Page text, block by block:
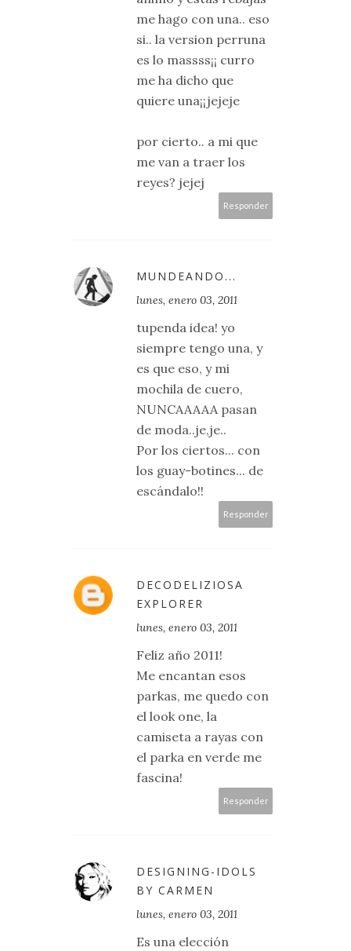
me hago con una.. eso
si.. la version perruna
es lo massss¡¡ curro
me ha dicho que
quiere una¡¡jejeje
por cierto.. a mi que
me van a traer los
reyes? jejej
Responder
MUNDEANDO...
lunes, enero 03, 2011
tupenda idea! yo
siempre tengo una, y
es que eso, y mi
mochila de cuero,
NUNCAAAAA pasan
de moda..je,je..
Por los ciertos... con
los guay-botines... de
escándalo!!
Responder
DECODELIZIOSA
EXPLORER
lunes, enero 03, 2011
Feliz año 2011!
Me encantan esos
parkas, me quedo con
el look one, la
camiseta a rayas con
el parka en verde me
fascina!
Responder
DESIGNING-IDOLS
BY CARMEN
lunes, enero 03, 2011
Es una elección